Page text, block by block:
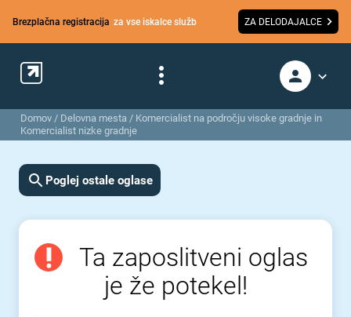
Brezplačna registracija za vse iskalce služb ZA DELODAJALCE
Domov / Delovna mesta / Komercialist na področju visoke gradnje in
Komercialist nizke gradnje
Poglej ostale oglase
Ta zaposlitveni oglas
je že potekel!